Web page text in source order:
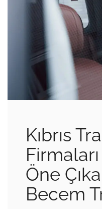
Kıbrıs
Öne
Becem